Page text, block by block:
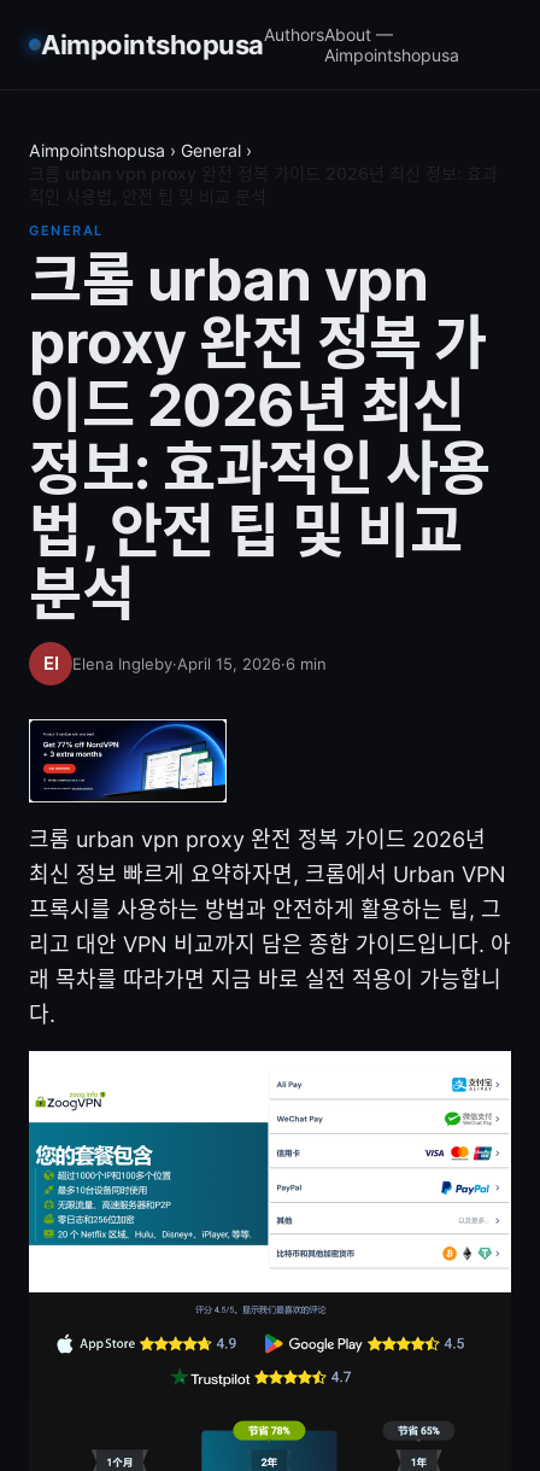
AimpointshopusaAuthorsAbout —
Aimpointshopusa
Aimpointshopusa › General ›
GENERAL
크롬 urban vpn
proxy 완전 정복 가
이드 2026년 최신
정보: 효과적인 사용
법, 안전 팁 및 비교
분석
Elena Ingleby·April 15, 2026·6 min
크롬 urban vpn proxy 완전 정복 가이드 2026년
최신 정보 빠르게 요약하자면, 크롬에서 Urban VPN
프록시를 사용하는 방법과 안전하게 활용하는 팁, 그
리고 대안 VPN 비교까지 담은 종합 가이드입니다. 아
래 목차를 따라가면 지금 바로 실전 적용이 가능합니
다.